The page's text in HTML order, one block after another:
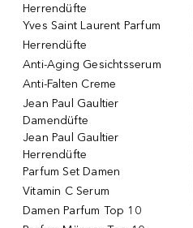
Herrendüfte
Yves Saint Laurent Parfum
Herrendüfte
Anti-Aging Gesichtsserum
Anti-Falten Creme
Jean Paul Gaultier
Damendüfte
Jean Paul Gaultier
Herrendüfte
Parfum Set Damen
Vitamin C Serum
Damen Parfum Top 10